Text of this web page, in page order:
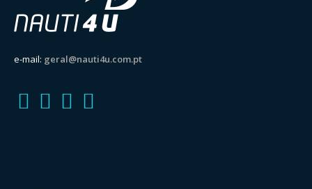
e-mail: geral@nauti4u.com.pt